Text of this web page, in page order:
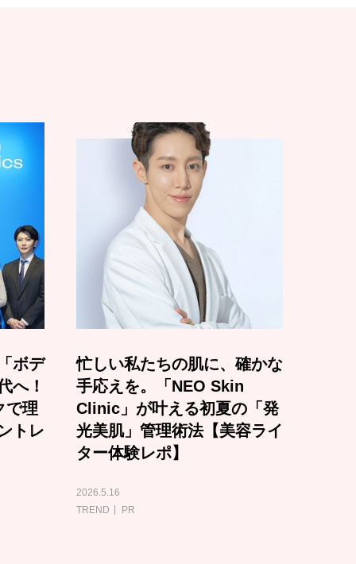
ボデ
へ！
で理
トレ
忙しい私たちの肌に、確かな
手応えを。「NEO Skin
Clinic」が叶える初夏の「発
光美肌」管理術法【美容ライ
ター体験レポ】
2026.5.16
TREND
PR